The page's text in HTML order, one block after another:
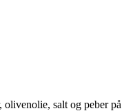
salt og peber på